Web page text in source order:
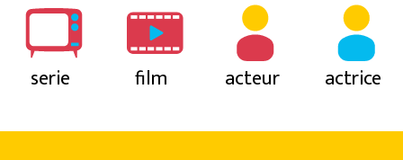
serie film acteur actrice